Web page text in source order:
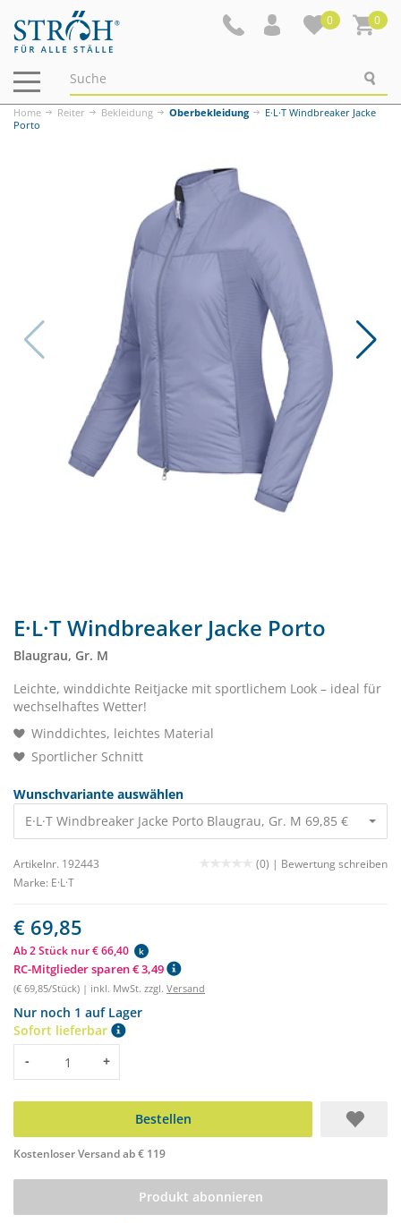
0 0
Navigation
ein-/ausblenden
Home Reiter Bekleidung Oberbekleidung
E·L·T Windbreaker Jacke
Porto
E·L·T Windbreaker Jacke Porto
Blaugrau, Gr. M
Leichte, winddichte Reitjacke mit sportlichem Look – ideal für
wechselhaftes Wetter!
Winddichtes, leichtes Material
Sportlicher Schnitt
Wunschvariante auswählen
E·L·T Windbreaker Jacke Porto Blaugrau, Gr. M 69,85 €
Artikelnr. 192443 (0) | Bewertung schreiben
Marke: E·L·T
€ 69,85
Ab 2 Stück nur € 66,40 k
RC-Mitglieder sparen € 3,49
(€ 69,85/Stück) | inkl. MwSt. zzgl. Versand
Nur noch 1 auf Lager
Sofort lieferbar
Menge
- +
Bestellen
Kostenloser Versand ab € 119
Produkt abonnieren